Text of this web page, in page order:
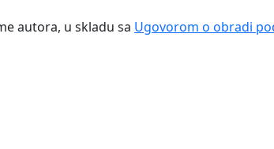
autora, u skladu sa Ugovorom o obradi